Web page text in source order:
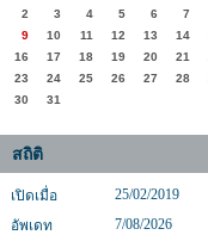
2
3 4 5 6 7
9
10 11 12 13 14
16
17 18 19 20 21
23
24 25 26 27 28
30
31
สถิติ
เปิดเมื่อ
25/02/2019
อัพเดท
7/08/2026